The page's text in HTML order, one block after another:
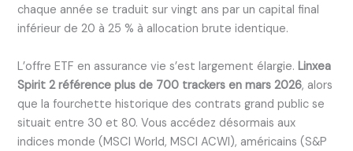
chaque année se traduit sur vingt ans par un capital final
inférieur de 20 à 25 % à allocation brute identique.
L’offre ETF en assurance vie s’est largement élargie.Linxea
Spirit 2 référence plus de 700 trackers en mars 2026, alors
que la fourchette historique des contrats grand public se
situait entre 30 et 80. Vous accédez désormais aux
indices monde (MSCI World, MSCI ACWI), américains (S&P